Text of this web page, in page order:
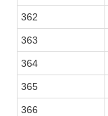
362
363
364
365
366